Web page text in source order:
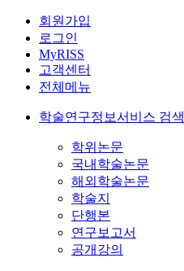
회원가입
로그인
MyRISS
고객센터
전체메뉴
학술연구정보서비스 검색
학위논문
국내학술논문
해외학술논문
학술지
단행본
연구보고서
공개강의